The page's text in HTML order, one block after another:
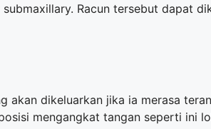
Racun tersebut dapat
akan dikeluarkan jika ia merasa
mengangkat tangan seperti ini